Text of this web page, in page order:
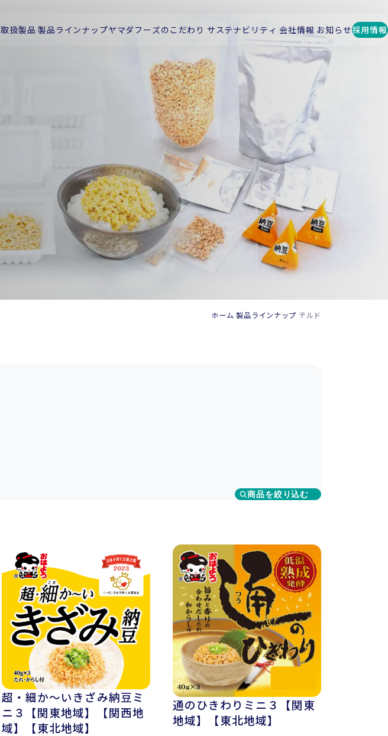
取扱製品 製品ラインナップヤマダフーズのこだわり サステナビリティ 会社情報 お知らせ採用情報
ホーム 製品ラインナップ チルド
商品を絞り込む
超・細か〜いきざみ納豆ミ
ニ３【関東地域】【関西地
域】【東北地域】
通のひきわりミニ３【関東
地域】【東北地域】